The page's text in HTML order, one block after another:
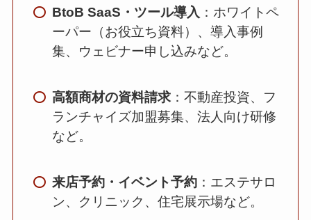
BtoB SaaS・ツール導入 ：ホワイトペ
ーパー（お役立ち資料）、導入事例
集、ウェビナー申し込みなど。
高額商材の資料請求 ：不動産投資、フ
ランチャイズ加盟募集、法人向け研修
など。
来店予約・イベント予約 ：エステサロ
ン、クリニック、住宅展示場など。